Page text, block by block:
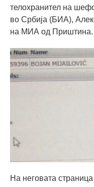
телохранител на
во Србија (БИА),
на МИА од Приштина.
На неговата